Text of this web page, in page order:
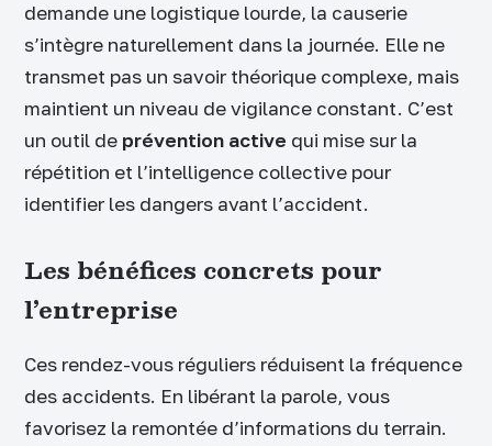
demande une logistique lourde, la causerie
s’intègre naturellement dans la journée. Elle ne
transmet pas un savoir théorique complexe, mais
maintient un niveau de vigilance constant. C’est
un outil de prévention active qui mise sur la
répétition et l’intelligence collective pour
identifier les dangers avant l’accident.
Les bénéfices concrets pour
l’entreprise
Ces rendez-vous réguliers réduisent la fréquence
des accidents. En libérant la parole, vous
favorisez la remontée d’informations du terrain.